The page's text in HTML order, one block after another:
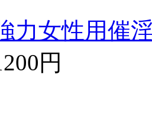
力女性用催
円